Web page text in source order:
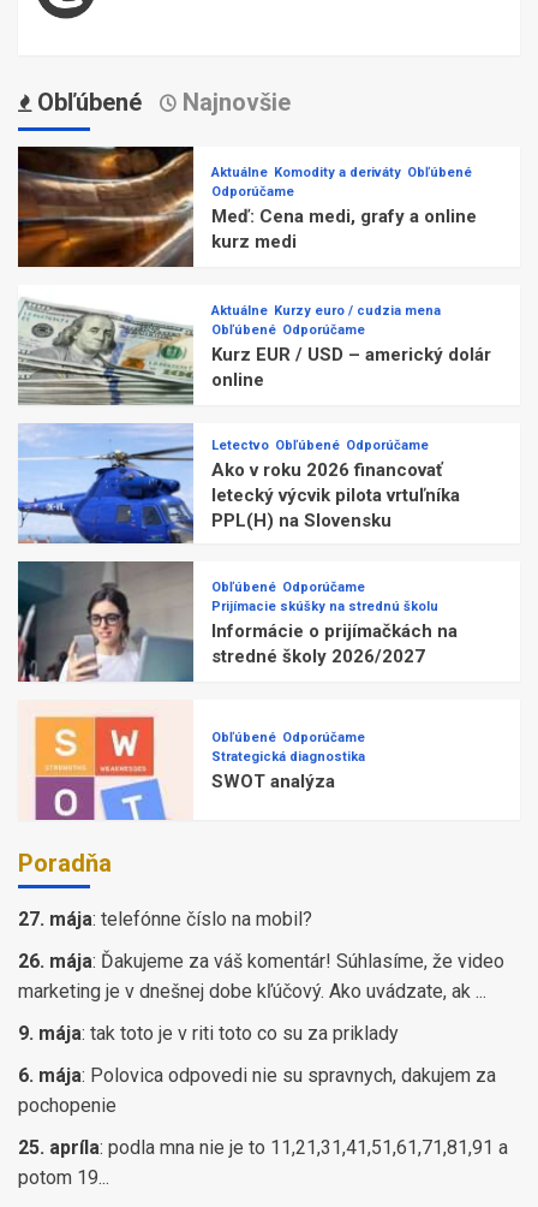
Obľúbené Najnovšie
Aktuálne Komodity a deriváty Obľúbené
Odporúčame
Meď: Cena medi, grafy a online
kurz medi
Aktuálne Kurzy euro / cudzia mena
Obľúbené Odporúčame
Kurz EUR / USD – americký dolár
online
Letectvo Obľúbené Odporúčame
Ako v roku 2026 financovať
letecký výcvik pilota vrtuľníka
PPL(H) na Slovensku
Obľúbené Odporúčame
Prijímacie skúšky na strednú školu
Informácie o prijímačkách na
stredné školy 2026/2027
Obľúbené Odporúčame
Strategická diagnostika
SWOT analýza
Poradňa
27. mája: telefónne číslo na mobil?
26. mája: Ďakujeme za váš komentár! Súhlasíme, že video
marketing je v dnešnej dobe kľúčový. Ako uvádzate, ak ...
9. mája: tak toto je v riti toto co su za priklady
6. mája: Polovica odpovedi nie su spravnych, dakujem za
pochopenie
25. apríla: podla mna nie je to 11,21,31,41,51,61,71,81,91 a
potom 19...